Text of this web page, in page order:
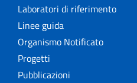
Laboratori di riferimento
Linee guida
Organismo Notificato
Progetti
Pubblicazioni